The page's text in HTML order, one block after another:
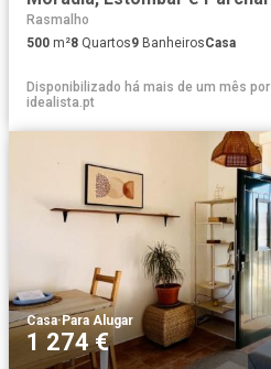
Rasmalho
500 m²8 Quartos9 BanheirosCasa
Disponibilizado há mais de um mês por
idealista.pt
Casa·Para Alugar
1 274 €